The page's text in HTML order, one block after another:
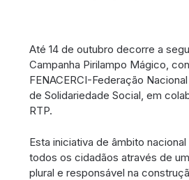
Até 14 de outubro decorre a
Campanha Pirilampo Mágico,
FENACERCI-Federação
de Solidariedade Social, em
RTP.
Esta iniciativa de âmbito
todos os cidadãos através de
plural e responsável na